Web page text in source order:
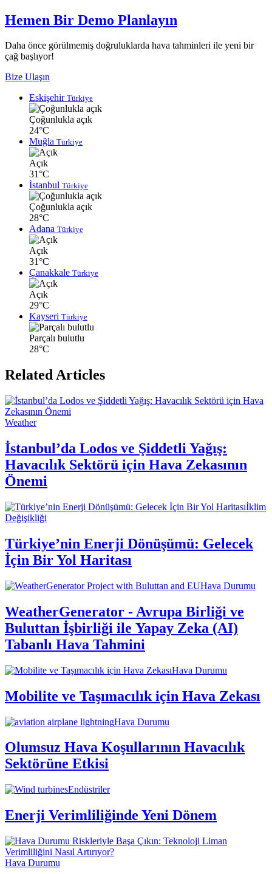
Hemen Bir Demo Planlayın
Daha önce görülmemiş doğruluklarda hava tahminleri ile yeni bir
çağ başlıyor!
Bize Ulaşın
Eskişehir Türkiye
Çoğunlukla açık
24°C
Muğla Türkiye
Açık
31°C
İstanbul Türkiye
Çoğunlukla açık
28°C
Adana Türkiye
Açık
31°C
Çanakkale Türkiye
Açık
29°C
Kayseri Türkiye
Parçalı bulutlu
28°C
Related Articles
Weather
İstanbul’da Lodos ve Şiddetli Yağış:
Havacılık Sektörü için Hava Zekasının
Önemi
İklim
Değişikliği
Türkiye’nin Enerji Dönüşümü: Gelecek
İçin Bir Yol Haritası
Hava Durumu
WeatherGenerator - Avrupa Birliği ve
Buluttan İşbirliği ile Yapay Zeka (AI)
Tabanlı Hava Tahmini
Hava Durumu
Mobilite ve Taşımacılık için Hava Zekası
Hava Durumu
Olumsuz Hava Koşullarının Havacılık
Sektörüne Etkisi
Endüstriler
Enerji Verimliliğinde Yeni Dönem
Hava Durumu